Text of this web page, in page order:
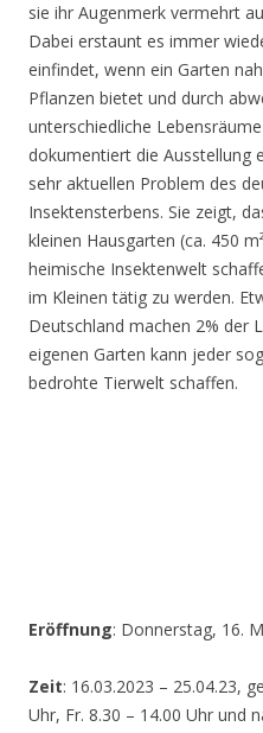
sie ihr Augenmerk vermehrt
Dabei erstaunt es immer
einfindet, wenn ein Garten
Pflanzen bietet und durch
unterschiedliche
dokumentiert die Ausstellung
sehr aktuellen Problem des
Insektensterbens. Sie zeigt,
kleinen Hausgarten (ca. 450
heimische Insektenwelt
im Kleinen tätig zu werden.
Deutschland machen 2% der
eigenen Garten kann jeder
bedrohte Tierwelt schaffen.
Eröffnung: Donnerstag, 16.
Zeit: 16.03.2023 – 25.04.23,
Uhr, Fr. 8.30 – 14.00 Uhr und